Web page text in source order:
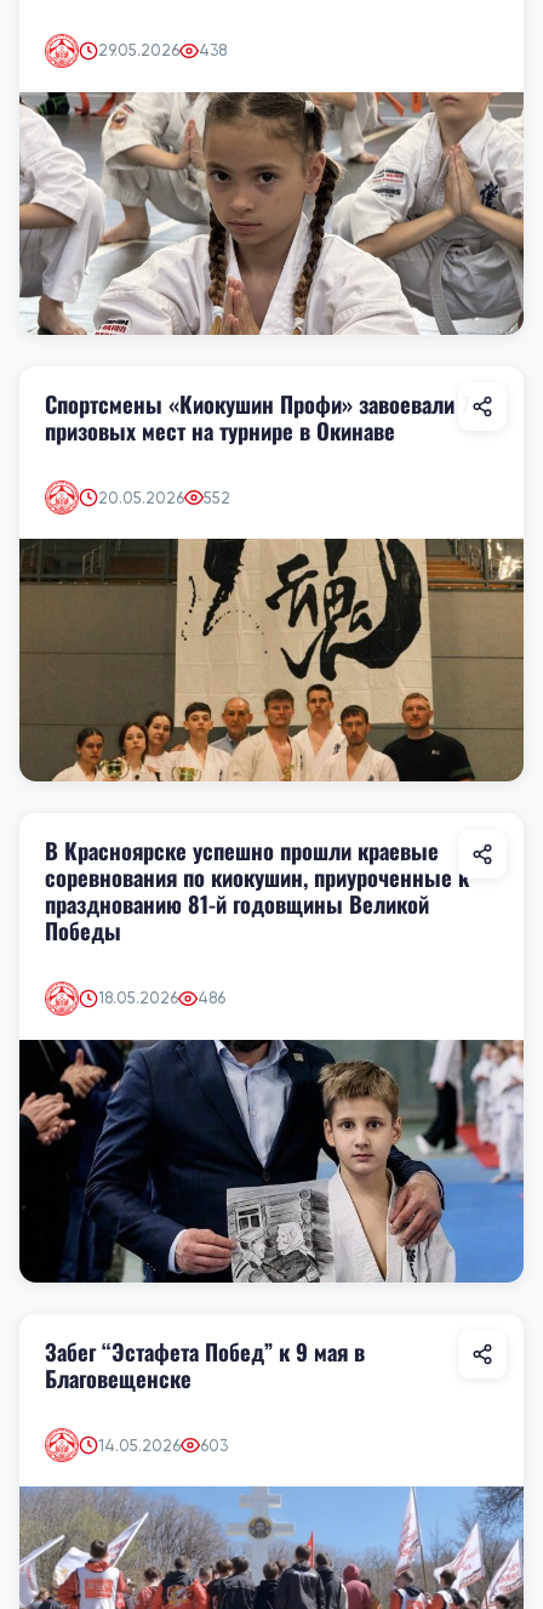
29.05.2026 438
Спортсмены «Киокушин Профи» завоевали 7
призовых мест на турнире в Окинаве
20.05.2026 552
В Красноярске успешно прошли краевые
соревнования по киокушин, приуроченные к
празднованию 81-й годовщины Великой
Победы
18.05.2026 486
Забег “Эстафета Побед” к 9 мая в
Благовещенске
14.05.2026 603